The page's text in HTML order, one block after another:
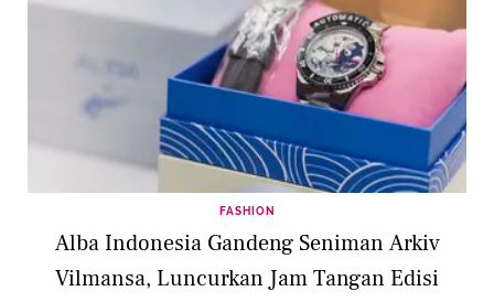
FASHION
Alba Indonesia Gandeng Seniman Arkiv
Vilmansa, Luncurkan Jam Tangan Edisi